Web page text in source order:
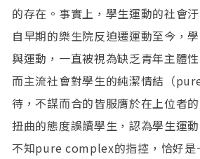
的存在。事實上，學生運動的社會
自早期的樂生院反迫遷運動至今，
與運動，一直被視為缺乏青年主體
而主流社會對學生的純潔情結（
待，不謀而合的皆服膺於在上位者
扭曲的態度誤讀學生，認為學生運
不知pure complex的指控，恰好是